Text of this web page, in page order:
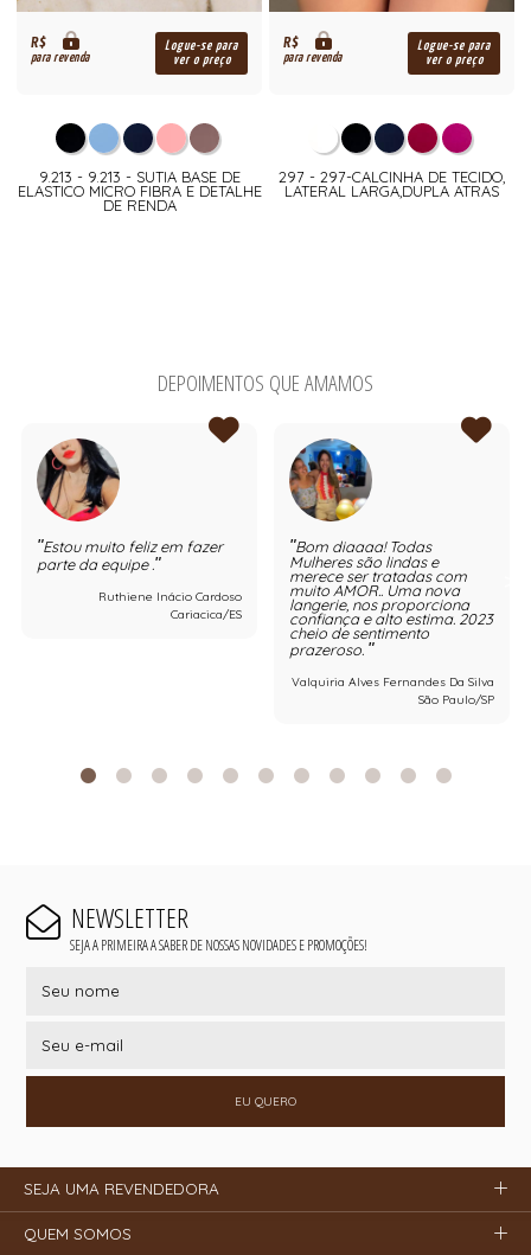
R$
para revenda
Logue-se para
ver o preço
9.213 - 9.213 - SUTIA BASE DE
ELASTICO MICRO FIBRA E DETALHE
DE RENDA
R$
para revenda
Logue-se para
ver o preço
297 - 297-CALCINHA DE TECIDO,
LATERAL LARGA,DUPLA ATRAS
DEPOIMENTOS QUE AMAMOS
Estou muito feliz em fazer
parte da equipe .
Ruthiene Inácio Cardoso
Cariacica/ES
Bom diaaaa! Todas
Mulheres são lindas e
merece ser tratadas com
muito AMOR.. Uma nova
langerie, nos proporciona
confiança e alto estima. 2023
cheio de sentimento
prazeroso.
Valquiria Alves Fernandes Da Silva
São Paulo/SP
NEWSLETTER
SEJA A PRIMEIRA A SABER DE NOSSAS NOVIDADES E PROMOÇÕES!
EU QUERO
SEJA UMA REVENDEDORA
QUEM SOMOS